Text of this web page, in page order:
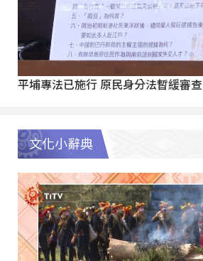
平埔專法已施行 原民身分法暫緩審查
文化小辭典